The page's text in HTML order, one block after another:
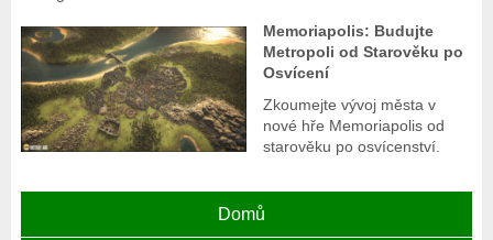
Memoriapolis: Budujte
Metropoli od Starověku po
Osvícení
Zkoumejte vývoj města v
nové hře Memoriapolis od
starověku po osvícenství.
Domů